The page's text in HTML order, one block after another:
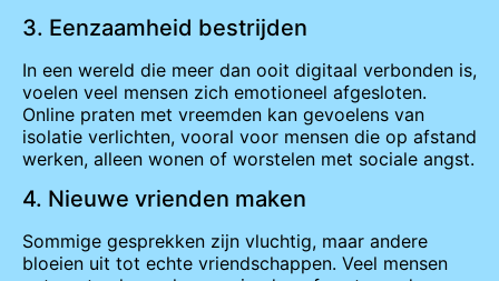
3. Eenzaamheid bestrijden
In een wereld die meer dan ooit digitaal verbonden is,
voelen veel mensen zich emotioneel afgesloten.
Online praten met vreemden kan gevoelens van
isolatie verlichten, vooral voor mensen die op afstand
werken, alleen wonen of worstelen met sociale angst.
4. Nieuwe vrienden maken
Sommige gesprekken zijn vluchtig, maar andere
bloeien uit tot echte vriendschappen. Veel mensen